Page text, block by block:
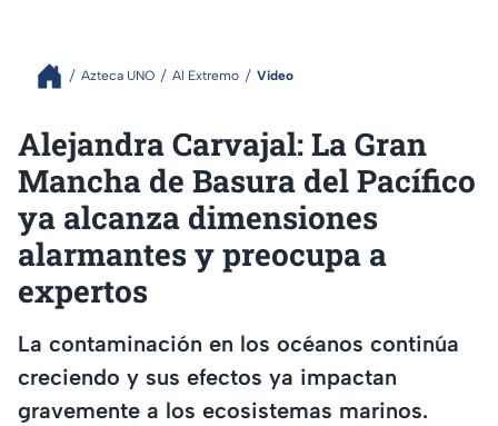
Azteca UNO Al Extremo Video
Alejandra Carvajal: La Gran
Mancha de Basura del Pacífico
ya alcanza dimensiones
alarmantes y preocupa a
expertos
La contaminación en los océanos continúa
creciendo y sus efectos ya impactan
gravemente a los ecosistemas marinos.